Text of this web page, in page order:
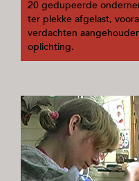
20 gedupeerde
ter plekke afgelast,
verdachten
oplichting.